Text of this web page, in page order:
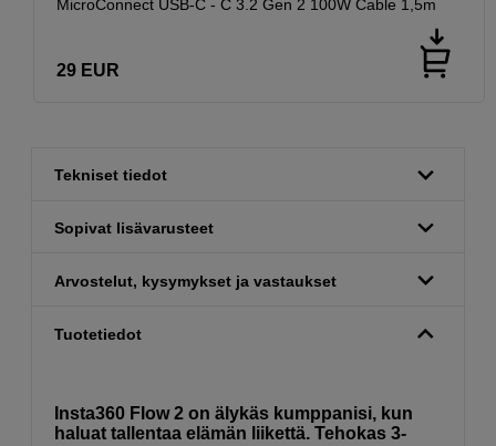
MicroConnect USB-C - C 3.2 Gen 2 100W Cable 1,5m
29 EUR
Tekniset tiedot
Sopivat lisävarusteet
Arvostelut, kysymykset ja vastaukset
Tuotetiedot
Insta360 Flow 2 on älykäs kumppanisi, kun
haluat tallentaa elämän liikettä. Tehokas 3-